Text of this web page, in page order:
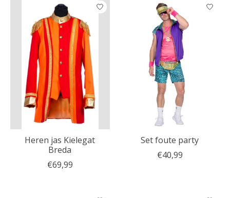
Heren jas Kielegat
Breda
€69,99
Set foute party
€40,99